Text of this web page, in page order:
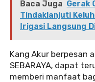
Baca Juga Gerak
Tindaklanjuti
Irigasi Langsung
‎‎Kang Akur berpesan
SEBARAYA, dapat
memberi manfaat